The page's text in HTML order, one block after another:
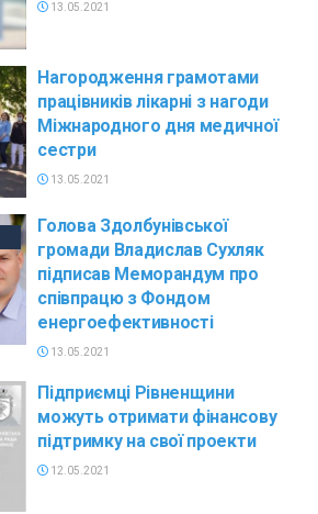
13.05.2021
Нагородження грамотами
працівників лікарні з нагоди
Міжнародного дня медичної
сестри
13.05.2021
Голова Здолбунівської
громади Владислав Сухляк
підписав Меморандум про
співпрацю з Фондом
енергоефективності
13.05.2021
Підприємці Рівненщини
можуть отримати фінансову
підтримку на свої проекти
12.05.2021